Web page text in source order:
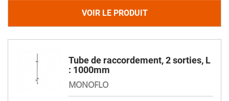
VOIR LE PRODUIT
Tube de raccordement, 2 sorties, L
: 1000mm
MONOFLO